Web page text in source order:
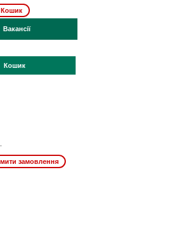
Кошик
Вакансії
Кошик